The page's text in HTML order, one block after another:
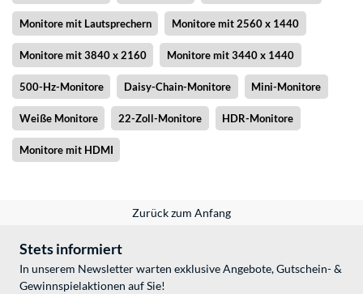
Monitore mit Lautsprechern Monitore mit 2560 x 1440
Monitore mit 3840 x 2160 Monitore mit 3440 x 1440
500-Hz-Monitore Daisy-Chain-Monitore Mini-Monitore
Weiße Monitore 22-Zoll-Monitore HDR-Monitore
Monitore mit HDMI
Zurück zum Anfang
Stets informiert
In unserem Newsletter warten exklusive Angebote, Gutschein- &
Gewinnspielaktionen auf Sie!